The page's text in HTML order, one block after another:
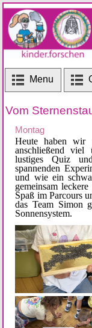
Menu
Vom
Montag
Heute haben wir
anschließend
lustiges Quiz
spannenden
und wie ein
gemeinsam
Spaß im Parcours
das Team Simon
Sonnensystem.